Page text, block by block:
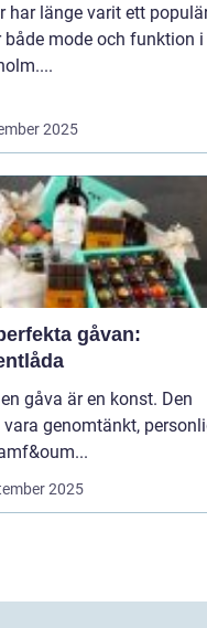
har länge varit ett
både mode och funktion i
2025
gåvan:
gåva är en konst. Den
genomtänkt,
2025